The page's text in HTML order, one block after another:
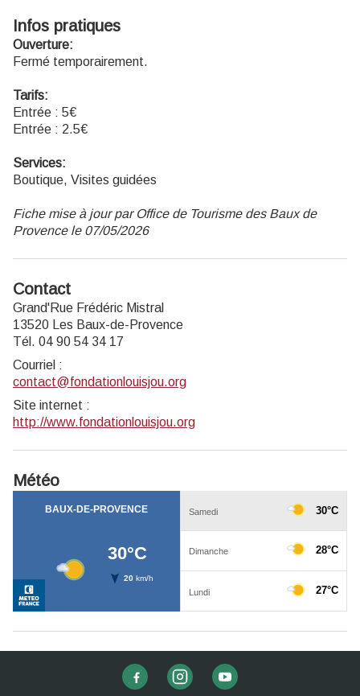
Infos pratiques
Ouverture:
Fermé temporairement.
Tarifs:
Entrée : 5€
Entrée : 2.5€
Services:
Boutique, Visites guidées
Fiche mise à jour par Office de Tourisme des Baux de
Provence le 07/05/2026
Contact
Grand'Rue Frédéric Mistral
13520 Les Baux-de-Provence
Tél. 04 90 54 34 17
Courriel :
contact@fondationlouisjou.org
Site internet :
http://www.fondationlouisjou.org
Météo